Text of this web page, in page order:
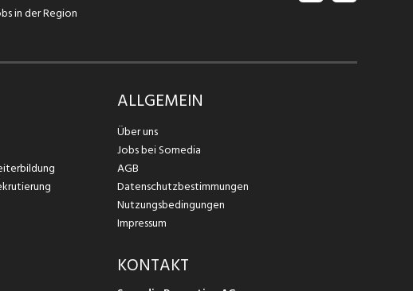
in der Region
ALLGEMEIN
Über uns
Jobs bei Somedia
AGB
Datenschutzbestimmungen
Nutzungsbedingungen
Impressum
KONTAKT